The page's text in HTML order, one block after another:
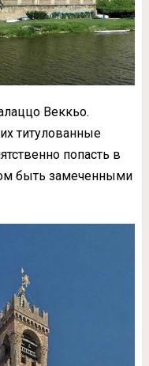
Веккьо.
титулованные
попасть в
быть замеченными